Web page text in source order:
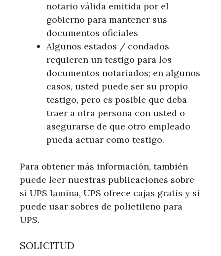
notario válida emitida por el
gobierno para mantener sus
documentos oficiales
Algunos estados / condados
requieren un testigo para los
documentos notariados; en algunos
casos, usted puede ser su propio
testigo, pero es posible que deba
traer a otra persona con usted o
asegurarse de que otro empleado
pueda actuar como testigo.
Para obtener más información, también
puede leer nuestras publicaciones sobre
si UPS lamina, UPS ofrece cajas gratis y si
puede usar sobres de polietileno para
UPS.
SOLICITUD